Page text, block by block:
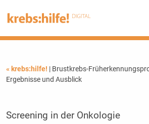
« krebs:hilfe! | Brustkrebs-
Ergebnisse und Ausblick
Screening in der Onkologie